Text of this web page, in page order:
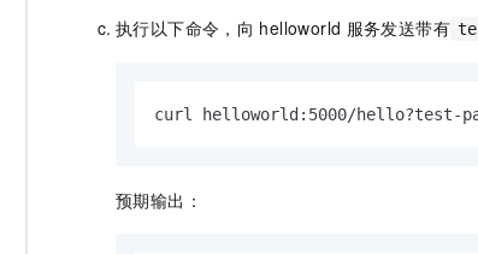
执行以下命令，向 helloworld 服务发送带有
curl helloworld:5000/hello?test-
预期输出：